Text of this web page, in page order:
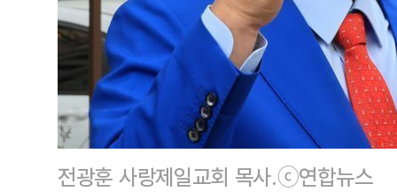
전광훈 사랑제일교회 목사.ⓒ연합뉴스